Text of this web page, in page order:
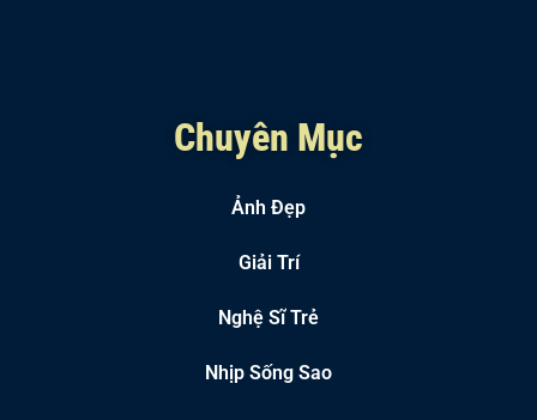
Chuyên Mục
Ảnh Đẹp
Giải Trí
Nghệ Sĩ Trẻ
Nhịp Sống Sao